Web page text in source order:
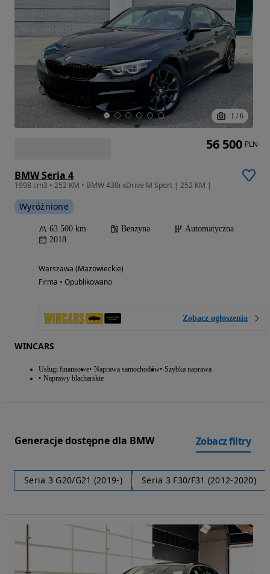
1 / 6
BMW Seria 4
1998 cm3 • 252 KM • BMW 430i xDrive M Sport | 252 KM |
Wyróżnione
63 500 km Benzyna
Automatyczna
2018
Warszawa (Mazowieckie)
Firma • Opublikowano
Zobacz ogłoszenia
WINCARS
Usługi finansowe Naprawa samochodów Szybka naprawa
Naprawy blacharskie
56 500 PLN
Generacje dostępne dla BMW Zobacz filtry
Seria 3 G20/G21 (2019-) Seria 3 F30/F31 (2012-2020)